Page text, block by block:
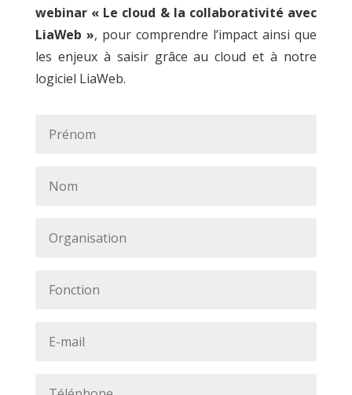
webinar « Le cloud & la collaborativité avec
LiaWeb », pour comprendre l’impact ainsi que
les enjeux à saisir grâce au cloud et à notre
logiciel LiaWeb.
mail *